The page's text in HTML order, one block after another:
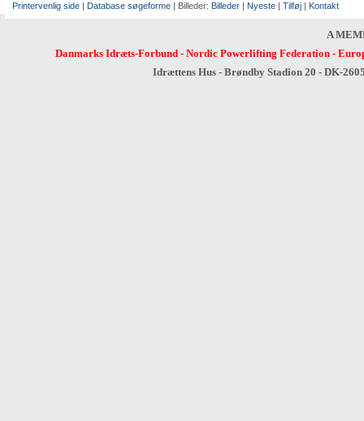
Printervenlig side | Database søgeforme | Billeder: Billeder | Nyeste | Tilføj | Kontakt
A
Danmarks Idræts-Forbund- Nordic Powerlifting Federation-
Idrættens Hus - Brøndby Stadion 20 - DK-